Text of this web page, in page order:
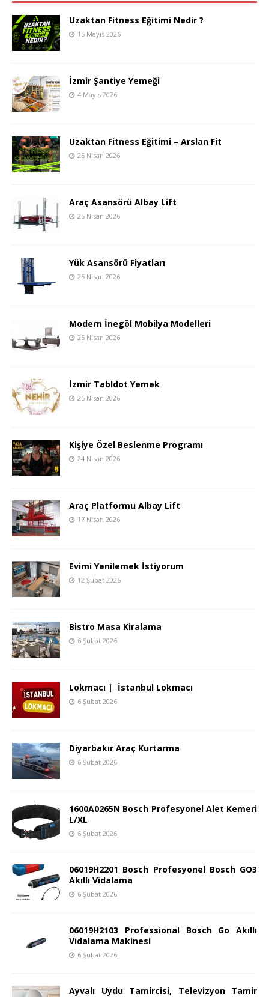
Uzaktan Fitness Eğitimi Nedir ?
15 Mayıs 2026
İzmir Şantiye Yemeği
4 Mayıs 2026
Uzaktan Fitness Eğitimi – Arslan Fit
25 Nisan 2026
Araç Asansörü Albay Lift
25 Nisan 2026
Yük Asansörü Fiyatları
25 Nisan 2026
Modern İnegöl Mobilya Modelleri
25 Nisan 2026
İzmir Tabldot Yemek
25 Nisan 2026
Kişiye Özel Beslenme Programı
24 Nisan 2026
Araç Platformu Albay Lift
17 Nisan 2026
Evimi Yenilemek İstiyorum
12 Şubat 2026
Bistro Masa Kiralama
6 Şubat 2026
Lokmacı | İstanbul Lokmacı
6 Şubat 2026
Diyarbakır Araç Kurtarma
6 Şubat 2026
1600A0265N Bosch Profesyonel Alet Kemeri
L/XL
6 Şubat 2026
06019H2201 Bosch Profesyonel Bosch GO3
Akıllı Vidalama
6 Şubat 2026
06019H2103 Professional Bosch Go Akıllı
Vidalama Makinesi
6 Şubat 2026
Ayvalı Uydu Tamircisi, Televizyon Tamir